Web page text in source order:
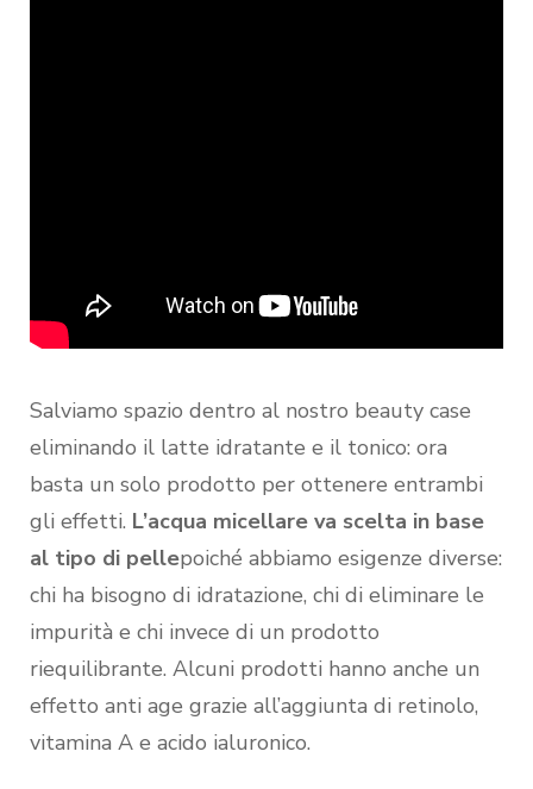
Salviamo spazio dentro al nostro beauty case
eliminando il latte idratante e il tonico: ora
basta un solo prodotto per ottenere entrambi
gli effetti. L’acqua micellare va scelta in base
al tipo di pellepoiché abbiamo esigenze diverse:
chi ha bisogno di idratazione, chi di eliminare le
impurità e chi invece di un prodotto
riequilibrante. Alcuni prodotti hanno anche un
effetto anti age grazie all’aggiunta di retinolo,
vitamina A e acido ialuronico.